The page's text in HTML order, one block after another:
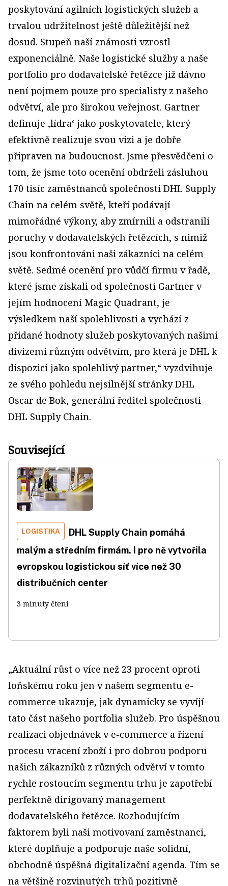
poskytování agilních logistických služeb a
trvalou udržitelnost ještě důležitější než
dosud. Stupeň naší známosti vzrostl
exponenciálně. Naše logistické služby a naše
portfolio pro dodavatelské řetězce již dávno
není pojmem pouze pro specialisty z našeho
odvětví, ale pro širokou veřejnost. Gartner
definuje ‚lídra‘ jako poskytovatele, který
efektivně realizuje svou vizi a je dobře
připraven na budoucnost. Jsme přesvědčeni o
tom, že jsme toto ocenění obdrželi zásluhou
170 tisíc zaměstnanců společnosti DHL Supply
Chain na celém světě, kteří podávají
mimořádné výkony, aby zmírnili a odstranili
poruchy v dodavatelských řetězcích, s nimiž
jsou konfrontováni naši zákazníci na celém
světě. Sedmé ocenění pro vůdčí firmu v řadě,
které jsme získali od společnosti Gartner v
jejím hodnocení Magic Quadrant, je
výsledkem naší spolehlivosti a vychází z
přidané hodnoty služeb poskytovaných našimi
divizemi různým odvětvím, pro která je DHL k
dispozici jako spolehlivý partner,“ vyzdvihuje
ze svého pohledu nejsilnější stránky DHL
Oscar de Bok, generální ředitel společnosti
DHL Supply Chain.
Související
LOGISTIKA
DHL Supply Chain pomáhá
malým a středním firmám. I pro ně vytvořila
evropskou logistickou síť více než 30
distribučních center
3 minuty čtení
„Aktuální růst o více než 23 procent oproti
loňskému roku jen v našem segmentu e-
commerce ukazuje, jak dynamicky se vyvíjí
tato část našeho portfolia služeb. Pro úspěšnou
realizaci objednávek v e-commerce a řízení
procesu vracení zboží i pro dobrou podporu
našich zákazníků z různých odvětví v tomto
rychle rostoucím segmentu trhu je zapotřebí
perfektně dirigovaný management
dodavatelského řetězce. Rozhodujícím
faktorem byli naši motivovaní zaměstnanci,
které doplňuje a podporuje naše solidní,
obchodně úspěšná digitalizační agenda. Tím se
na většině rozvinutých trhů pozitivně